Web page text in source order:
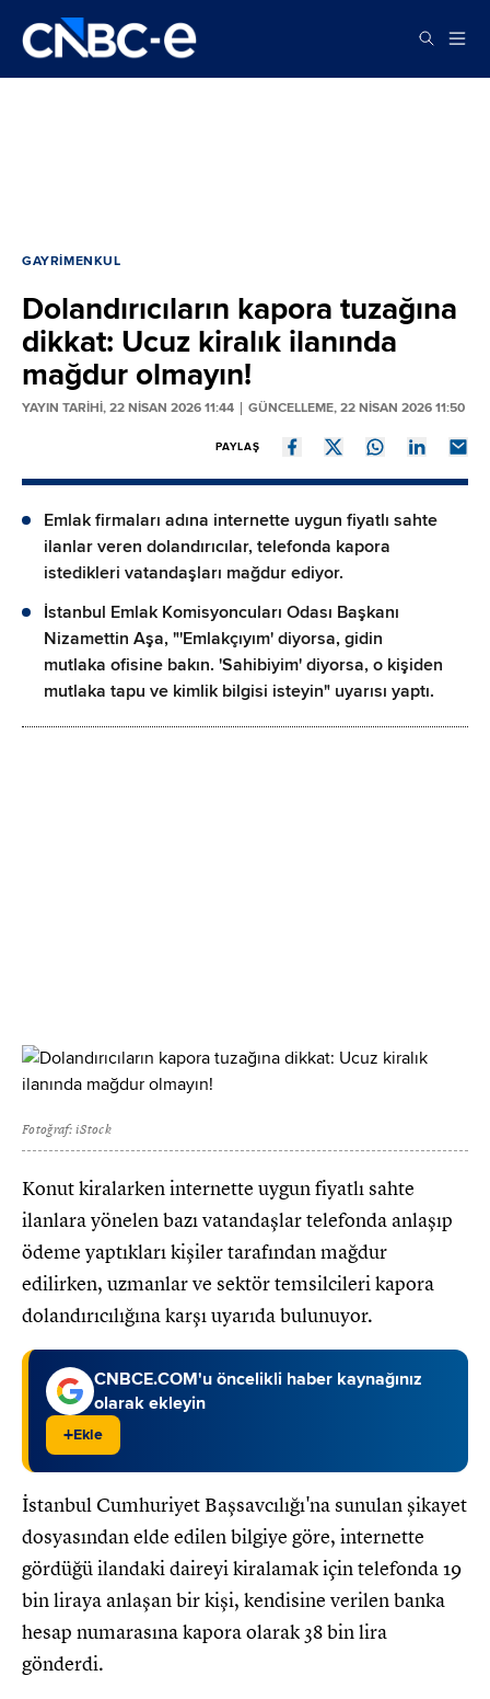
GAYRIMENKUL
Dolandırıcıların kapora tuzağına
dikkat: Ucuz kiralık ilanında
mağdur olmayın!
YAYIN TARİHİ, 22 NISAN 2026 11:44 GÜNCELLEME, 22 NISAN 2026 11:50
PAYLAŞ
Emlak firmaları adına internette uygun fiyatlı sahte
ilanlar veren dolandırıcılar, telefonda kapora
istedikleri vatandaşları mağdur ediyor.
İstanbul Emlak Komisyoncuları Odası Başkanı
Nizamettin Aşa, "'Emlakçıyım' diyorsa, gidin
mutlaka ofisine bakın. 'Sahibiyim' diyorsa, o kişiden
mutlaka tapu ve kimlik bilgisi isteyin" uyarısı yaptı.
Fotoğraf: iStock
Konut kiralarken internette uygun fiyatlı sahte
ilanlara yönelen bazı vatandaşlar telefonda anlaşıp
ödeme yaptıkları kişiler tarafından mağdur
edilirken, uzmanlar ve sektör temsilcileri kapora
dolandırıcılığına karşı uyarıda bulunuyor.
CNBCE.COM'u öncelikli haber kaynağınız
olarak ekleyin
+Ekle
İstanbul Cumhuriyet Başsavcılığı'na sunulan şikayet
dosyasından elde edilen bilgiye göre, internette
gördüğü ilandaki daireyi kiralamak için telefonda 19
bin liraya anlaşan bir kişi, kendisine verilen banka
hesap numarasına kapora olarak 38 bin lira
gönderdi.